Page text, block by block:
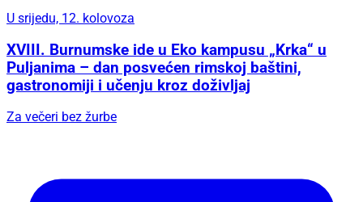
U srijedu, 12. kolovoza
XVIII. Burnumske ide u Eko kampusu „Krka“ u
Puljanima – dan posvećen rimskoj baštini,
gastronomiji i učenju kroz doživljaj
Za večeri bez žurbe